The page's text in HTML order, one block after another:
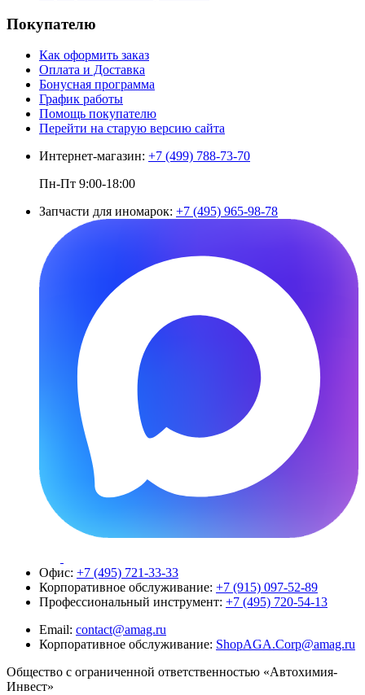
Покупателю
Как оформить заказ
Оплата и Доставка
Бонусная программа
График работы
Помощь покупателю
Перейти на старую версию сайта
Интернет-магазин: +7 (499) 788-73-70
Пн-Пт 9:00-18:00
Запчасти для иномарок: +7 (495) 965-98-78
Офис: +7 (495) 721-33-33
Корпоративное обслуживание: +7 (915) 097-52-89
Профессиональный инструмент: +7 (495) 720-54-13
Email: contact@amag.ru
Корпоративное обслуживание: ShopAGA.Corp@amag.ru
Общество с ограниченной ответственностью «Автохимия-
Инвест»